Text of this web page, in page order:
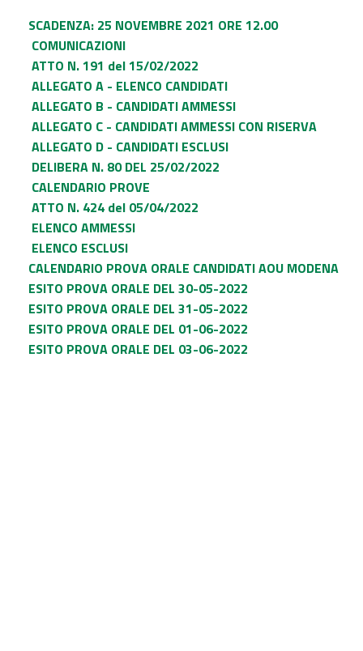
SCADENZA: 25 NOVEMBRE 2021 ORE 12.00
COMUNICAZIONI
ATTO N. 191 del 15/02/2022
ALLEGATO A - ELENCO CANDIDATI
ALLEGATO B - CANDIDATI AMMESSI
ALLEGATO C - CANDIDATI AMMESSI CON RISERVA
ALLEGATO D - CANDIDATI ESCLUSI
DELIBERA N. 80 DEL 25/02/2022
CALENDARIO PROVE
ATTO N. 424 del 05/04/2022
ELENCO AMMESSI
ELENCO ESCLUSI
CALENDARIO PROVA ORALE CANDIDATI AOU MODENA
ESITO PROVA ORALE DEL 30-05-2022
ESITO PROVA ORALE DEL 31-05-2022
ESITO PROVA ORALE DEL 01-06-2022
ESITO PROVA ORALE DEL 03-06-2022